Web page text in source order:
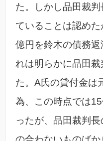
た。しかし品田裁
ていることは認め
億円を鈴木の債務
れは明らかに品田
た。A氏の貸付金は
為、この時点では
ったが、品田裁判